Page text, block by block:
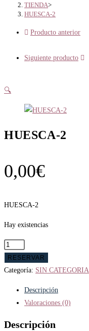
TIENDA>
HUESCA-2
Producto anterior
Siguiente producto
🔍
HUESCA-2
0,00€
HUESCA-2
Hay existencias
HUESCA-
cantidad
RESERVAR
Categoría: SIN CATEGORIA
Descripción
Valoraciones (0)
Descripción